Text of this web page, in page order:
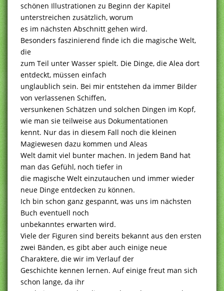
schönen Illustrationen zu Beginn der Kapitel
unterstreichen zusätzlich, worum
es im nächsten Abschnitt gehen wird.
Besonders faszinierend finde ich die magische Welt,
die
zum Teil unter Wasser spielt. Die Dinge, die Alea dort
entdeckt, müssen einfach
unglaublich sein. Bei mir entstehen da immer Bilder
von verlassenen Schiffen,
versunkenen Schätzen und solchen Dingen im Kopf,
wie man sie teilweise aus Dokumentationen
kennt. Nur das in diesem Fall noch die kleinen
Magiewesen dazu kommen und Aleas
Welt damit viel bunter machen. In jedem Band hat
man das Gefühl, noch tiefer in
die magische Welt einzutauchen und immer wieder
neue Dinge entdecken zu können.
Ich bin schon ganz gespannt, was uns im nächsten
Buch eventuell noch
unbekanntes erwarten wird.
Viele der Figuren sind bereits bekannt aus den ersten
zwei Bänden, es gibt aber auch einige neue
Charaktere, die wir im Verlauf der
Geschichte kennen lernen. Auf einige freut man sich
schon lange, da ihr